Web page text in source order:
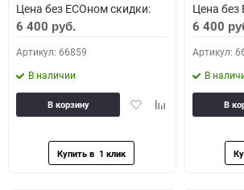
Цена без ECOном скидки:
6 400 руб.
Артикул: 66859
В наличии
ДобавитьДобавить
В корзину
Цена без
6 400
Артикул:
В
В